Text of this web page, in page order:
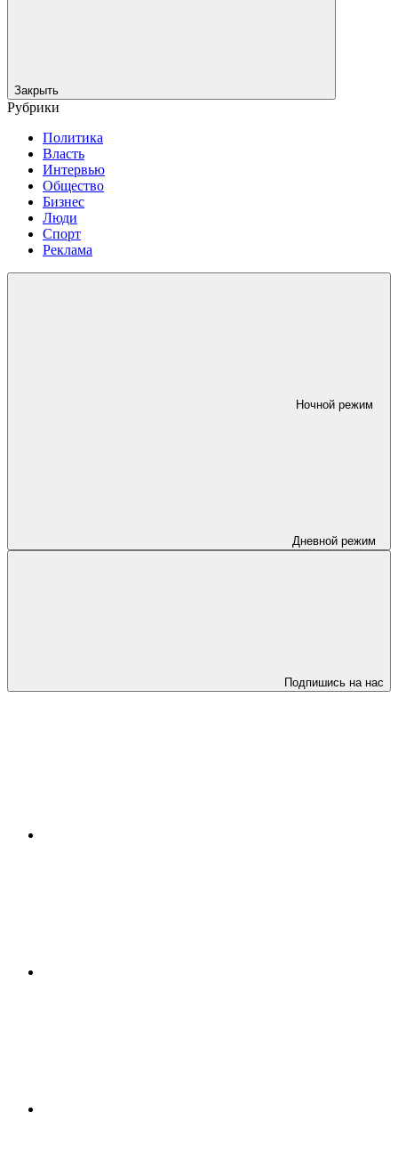
Закрыть
Рубрики
Политика
Власть
Интервью
Общество
Бизнес
Люди
Спорт
Реклама
Ночной режим
Дневной режим
Подпишись на нас